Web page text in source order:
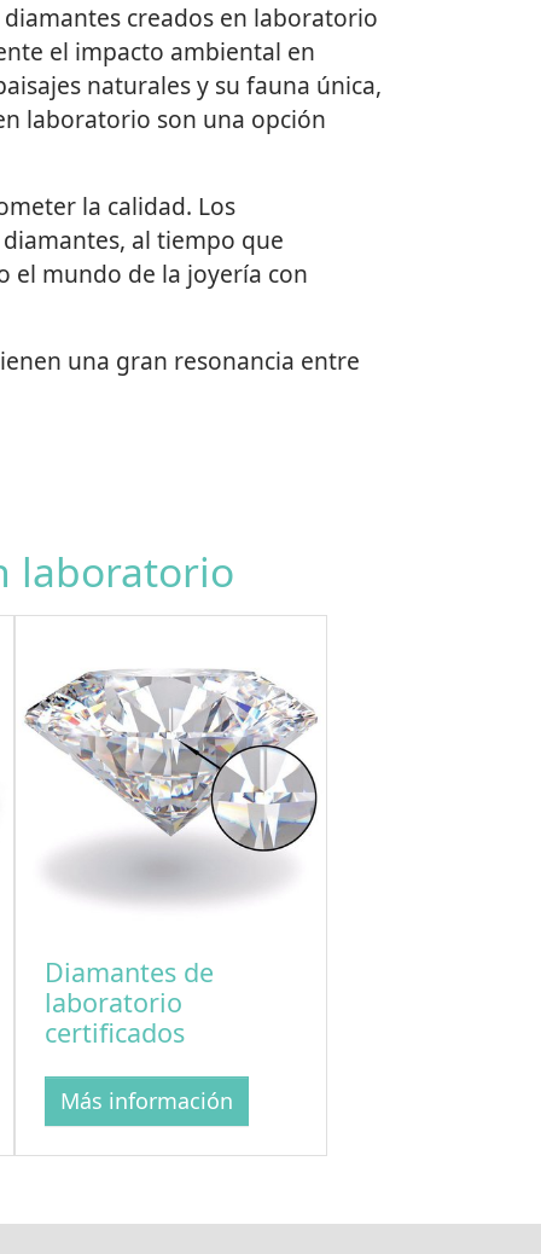
creados en laboratorio
el impacto ambiental en
naturales y su fauna única,
laboratorio son una opción
la calidad. Los
al tiempo que
el mundo de la joyería con
una gran resonancia entre
laboratorio
Diamantes de
laboratorio
certificados
Más información